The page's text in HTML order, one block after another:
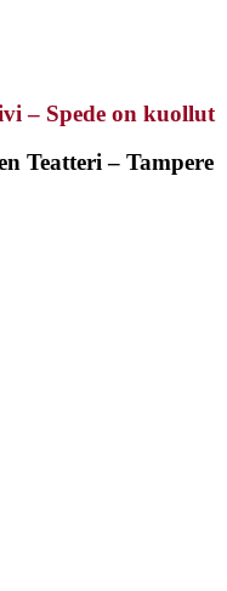
– Spede on kuollut
Teatteri – Tampere